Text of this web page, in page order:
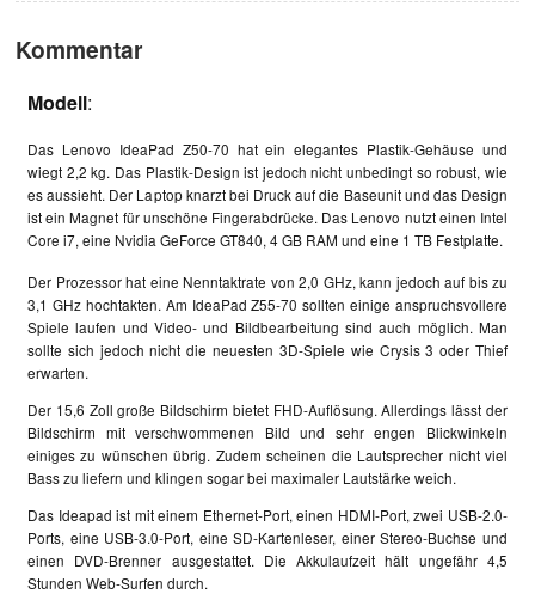
Kommentar
Modell:
Das Lenovo IdeaPad Z50-70 hat ein elegantes Plastik-Gehäuse und
wiegt 2,2 kg. Das Plastik-Design ist jedoch nicht unbedingt so robust, wie
es aussieht. Der Laptop knarzt bei Druck auf die Baseunit und das Design
ist ein Magnet für unschöne Fingerabdrücke. Das Lenovo nutzt einen Intel
Core i7, eine Nvidia GeForce GT840, 4 GB RAM und eine 1 TB Festplatte.
Der Prozessor hat eine Nenntaktrate von 2,0 GHz, kann jedoch auf bis zu
3,1 GHz hochtakten. Am IdeaPad Z55-70 sollten einige anspruchsvollere
Spiele laufen und Video- und Bildbearbeitung sind auch möglich. Man
sollte sich jedoch nicht die neuesten 3D-Spiele wie Crysis 3 oder Thief
erwarten.
Der 15,6 Zoll große Bildschirm bietet FHD-Auflösung. Allerdings lässt der
Bildschirm mit verschwommenen Bild und sehr engen Blickwinkeln
einiges zu wünschen übrig. Zudem scheinen die Lautsprecher nicht viel
Bass zu liefern und klingen sogar bei maximaler Lautstärke weich.
Das Ideapad ist mit einem Ethernet-Port, einen HDMI-Port, zwei USB-2.0-
Ports, eine USB-3.0-Port, eine SD-Kartenleser, einer Stereo-Buchse und
einen DVD-Brenner ausgestattet. Die Akkulaufzeit hält ungefähr 4,5
Stunden Web-Surfen durch.